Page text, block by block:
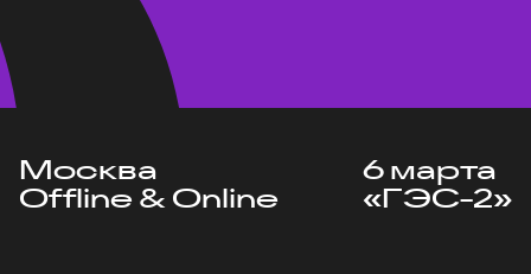
Москва
Offline & Online
6 марта
«ГЭС-2»